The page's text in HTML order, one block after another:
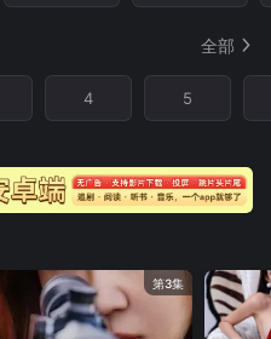
全部
4 5
第3集